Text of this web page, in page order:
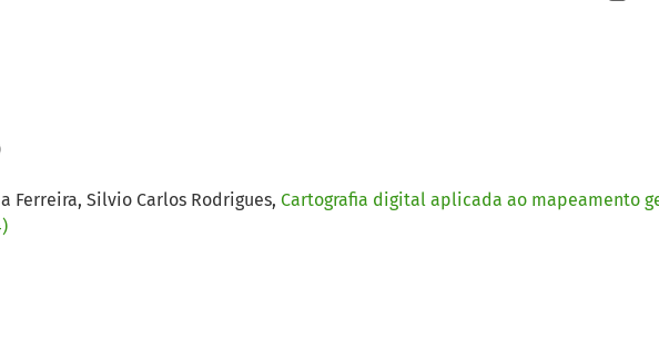
Ferreira, Silvio Carlos Rodrigues, Cartografia digital aplicada ao mapeamento